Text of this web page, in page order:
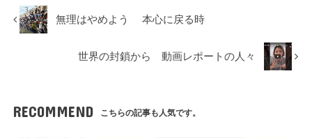
無理はやめよう 本心に戻る時
世界の封鎖から 動画レポートの人々
RECOMMEND こちらの記事も人気です。